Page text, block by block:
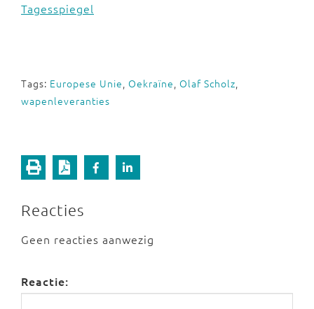
Tagesspiegel
Tags: Europese Unie, Oekraïne, Olaf Scholz,
wapenleveranties
Reacties
Geen reacties aanwezig
Reactie: